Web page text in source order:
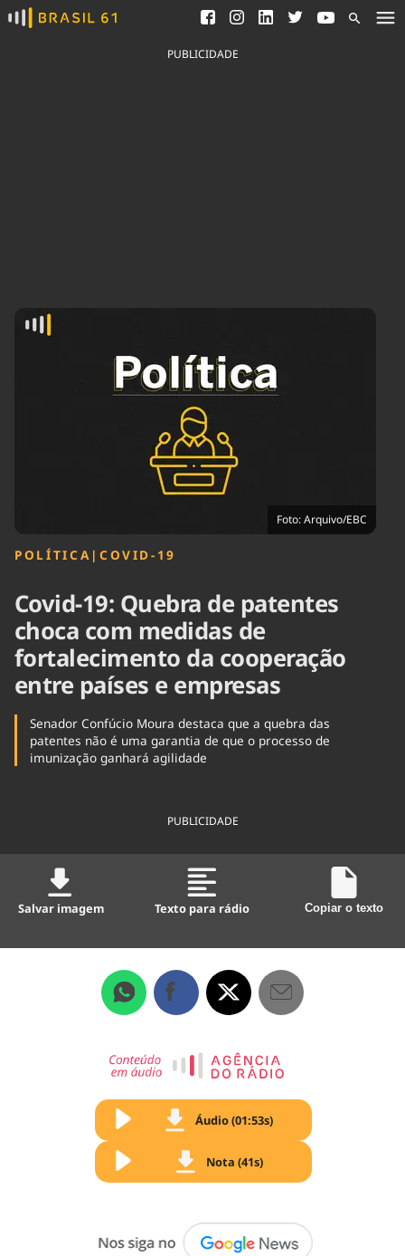
Ver todas as notícias
Saneamento
Indicadores
Agronegócios
Cultura
Economia
Educação
Infraestrutura
Internacional
Política
Saúde
PUBLICIDADE
Foto: Arquivo/EBC
POLÍTICA | COVID-19
Covid-19: Quebra de patentes
choca com medidas de
fortalecimento da cooperação
entre países e empresas
Senador Confúcio Moura destaca que a quebra das
patentes não é uma garantia de que o processo de
imunização ganhará agilidade
PUBLICIDADE
Salvar imagem Texto para rádio Copiar o texto
Áudio (01:53s)
Nota (41s)